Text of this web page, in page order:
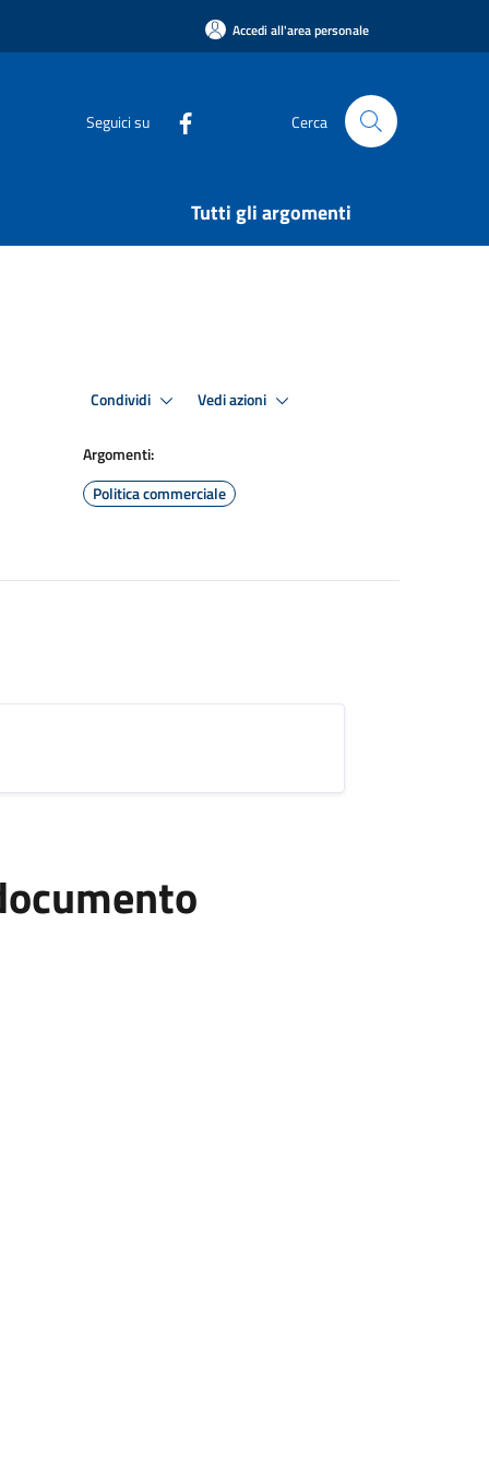
Accedi all'area personale
Seguici su Cerca
Tutti gli argomenti
Condividi Vedi azioni
Argomenti:
Politica commerciale